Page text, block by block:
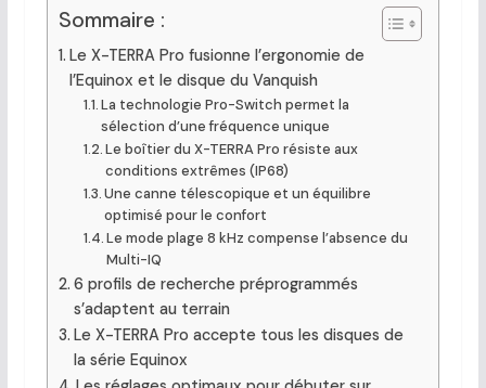
Sommaire :
Le X-TERRA Pro fusionne l’ergonomie de
l’Equinox et le disque du Vanquish
La technologie Pro-Switch permet la
sélection d’une fréquence unique
Le boîtier du X-TERRA Pro résiste aux
conditions extrêmes (IP68)
Une canne télescopique et un équilibre
optimisé pour le confort
Le mode plage 8 kHz compense l’absence du
Multi-IQ
6 profils de recherche préprogrammés
s’adaptent au terrain
Le X-TERRA Pro accepte tous les disques de
la série Equinox